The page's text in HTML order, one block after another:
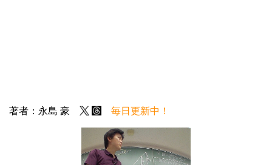
著者：永島 豪 毎日更新中！